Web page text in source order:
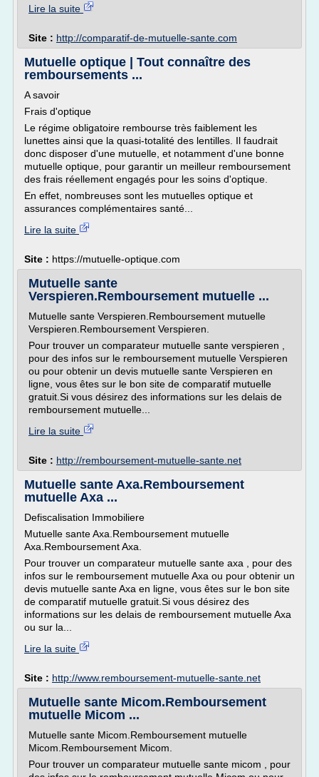
Lire la suite
Site : http://comparatif-de-mutuelle-sante.com
Mutuelle optique | Tout connaître des
remboursements ...
A savoir
Frais d'optique
Le régime obligatoire rembourse très faiblement les
lunettes ainsi que la quasi-totalité des lentilles. Il faudrait
donc disposer d'une mutuelle, et notamment d'une bonne
mutuelle optique, pour garantir un meilleur remboursement
des frais réellement engagés pour les soins d'optique.
En effet, nombreuses sont les mutuelles optique et
assurances complémentaires santé...
Lire la suite
Site : https://mutuelle-optique.com
Mutuelle sante
Verspieren.Remboursement mutuelle ...
Mutuelle sante Verspieren.Remboursement mutuelle
Verspieren.Remboursement Verspieren.
Pour trouver un comparateur mutuelle sante verspieren ,
pour des infos sur le remboursement mutuelle Verspieren
ou pour obtenir un devis mutuelle sante Verspieren en
ligne, vous êtes sur le bon site de comparatif mutuelle
gratuit.Si vous désirez des informations sur les delais de
remboursement mutuelle...
Lire la suite
Site : http://remboursement-mutuelle-sante.net
Mutuelle sante Axa.Remboursement
mutuelle Axa ...
Defiscalisation Immobiliere
Mutuelle sante Axa.Remboursement mutuelle
Axa.Remboursement Axa.
Pour trouver un comparateur mutuelle sante axa , pour des
infos sur le remboursement mutuelle Axa ou pour obtenir un
devis mutuelle sante Axa en ligne, vous êtes sur le bon site
de comparatif mutuelle gratuit.Si vous désirez des
informations sur les delais de remboursement mutuelle Axa
ou sur la...
Lire la suite
Site : http://www.remboursement-mutuelle-sante.net
Mutuelle sante Micom.Remboursement
mutuelle Micom ...
Mutuelle sante Micom.Remboursement mutuelle
Micom.Remboursement Micom.
Pour trouver un comparateur mutuelle sante micom , pour